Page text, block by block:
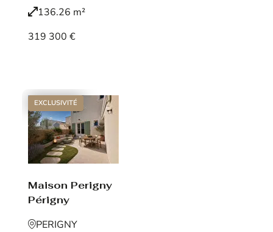
136.26 m²
319 300 €
EXCLUSIVITÉ
Maison Perigny
Périgny
PERIGNY